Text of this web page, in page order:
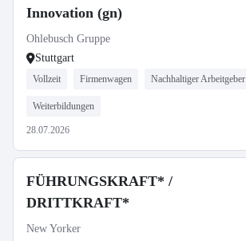
Innovation (gn)
Ohlebusch Gruppe
Stuttgart
Vollzeit Firmenwagen Nachhaltiger Arbeitgeber
Weiterbildungen
28.07.2026
FÜHRUNGSKRAFT* /
DRITTKRAFT*
New Yorker